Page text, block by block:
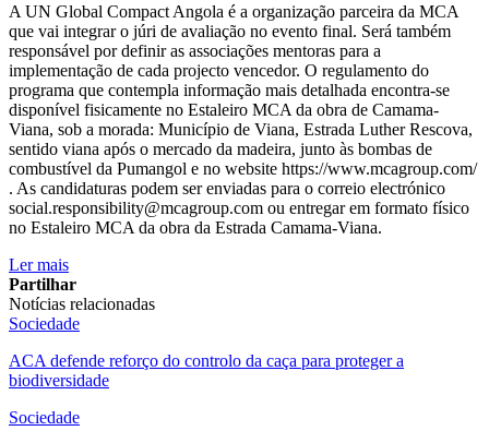
A UN Global Compact Angola é a organização parceira da MCA
que vai integrar o júri de avaliação no evento final. Será também
responsável por definir as associações mentoras para a
implementação de cada projecto vencedor. O regulamento do
programa que contempla informação mais detalhada encontra-se
disponível fisicamente no Estaleiro MCA da obra de Camama-
Viana, sob a morada: Município de Viana, Estrada Luther Rescova,
sentido viana após o mercado da madeira, junto às bombas de
combustível da Pumangol e no website https://www.mcagroup.com/
. As candidaturas podem ser enviadas para o correio electrónico
social.responsibility@mcagroup.com ou entregar em formato físico
no Estaleiro MCA da obra da Estrada Camama-Viana.
Ler mais
Partilhar
Notícias relacionadas
Sociedade
ACA defende reforço do controlo da caça para proteger a
biodiversidade
Sociedade